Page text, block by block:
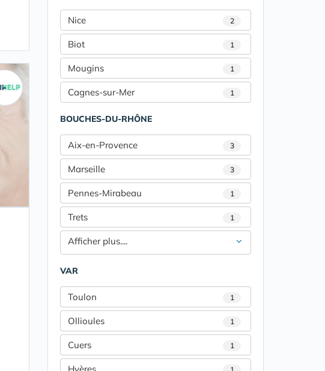
Nice 2
Biot 1
Mougins 1
Cagnes-sur-Mer 1
BOUCHES-DU-RHÔNE
Aix-en-Provence 3
Marseille 3
Pennes-Mirabeau 1
Trets 1
Afficher plus....
VAR
Toulon 1
Ollioules 1
Cuers 1